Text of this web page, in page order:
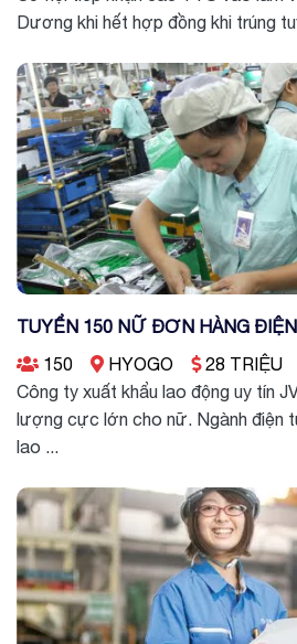
Dương khi hết hợp đồng khi trúng
TUYỂN 150 NỮ ĐƠN HÀNG
150
HYOGO
28 TRIỆU
Công ty xuất khẩu lao động uy tín
lượng cực lớn cho nữ. Ngành điện
lao ...